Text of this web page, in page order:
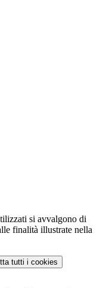
si avvalgono di
finalità illustrate nella
tutti i cookies